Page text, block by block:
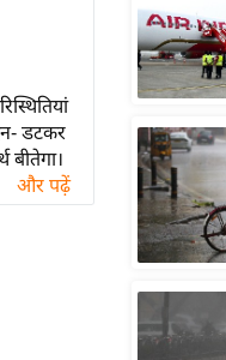
डटकर
बीतेगा।
और पढ़ें